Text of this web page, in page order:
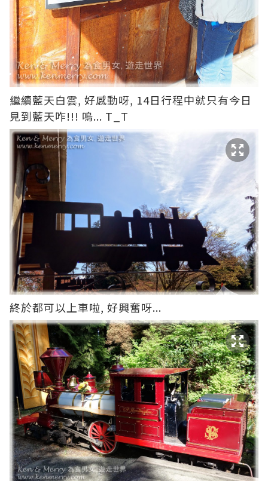
繼續藍天白雲, 好感動呀, 14日行程中就只有今日
見到藍天咋!!! 嗚... T_T
終於都可以上車啦, 好興奮呀...